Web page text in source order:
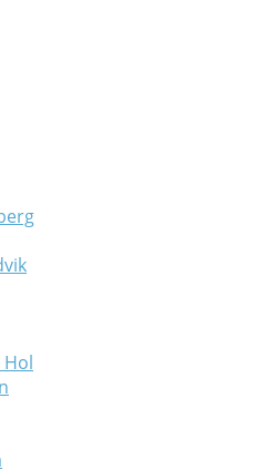
Hol